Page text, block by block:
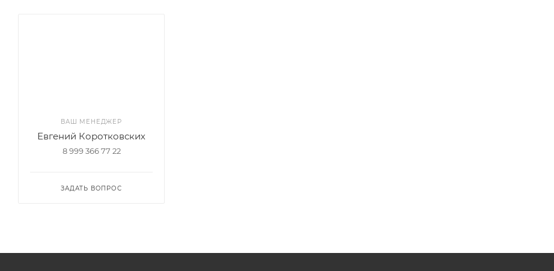
ВАШ МЕНЕДЖЕР
Евгений Коротковских
8 999 366 77 22
ЗАДАТЬ ВОПРОС